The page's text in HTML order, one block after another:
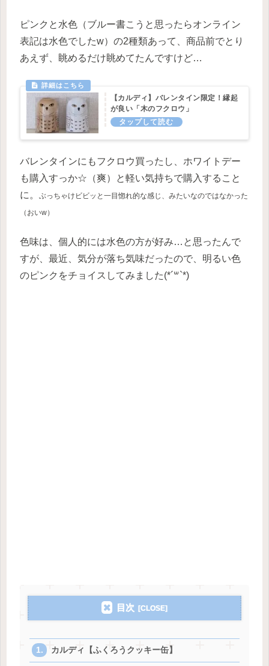
ピンクと水色（ブルー書こうと思ったらオンライン
表記は水色でしたw）の2種類あって、商品前でとり
あえず、眺めるだけ眺めてたんですけど…
【カルディ】バレンタイン限定！縁起
が良い「木のフクロウ」
バレンタインにもフクロウ買ったし、ホワイトデー
も購入すっか☆（爽）と軽い気持ちで購入すること
に。
ぶっちゃけビビッと一目惚れ的な感じ、みたいなのではなかった
（おいw）
色味は、個人的には水色の方が好み…と思ったんで
すが、最近、気分が落ち気味だったので、明るい色
のピンクをチョイスしてみました(*´꒳`*)
目次
カルディ【ふくろうクッキー缶】